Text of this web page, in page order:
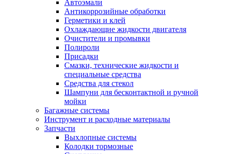
Автоэмали
Антикоррозийные обработки
Герметики и клей
Охлаждающие жидкости двигателя
Очистители и промывки
Полироли
Присадки
Смазки, технические жидкости и
специальные средства
Средства для стекол
Шампуни для бесконтактной и ручной
мойки
Багажные системы
Инструмент и расходные материалы
Запчасти
Выхлопные системы
Колодки тормозные